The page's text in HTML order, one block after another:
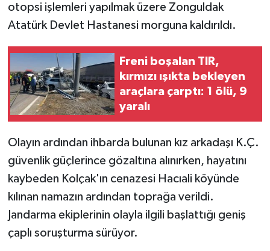
otopsi işlemleri yapılmak üzere Zonguldak
Atatürk Devlet Hastanesi morguna kaldırıldı.
Freni boşalan TIR,
kırmızı ışıkta bekleyen
araçlara çarptı: 1 ölü, 9
yaralı
Olayın ardından ihbarda bulunan kız arkadaşı K.Ç.
güvenlik güçlerince gözaltına alınırken, hayatını
kaybeden Kolçak'ın cenazesi Hacıali köyünde
kılınan namazın ardından toprağa verildi.
Jandarma ekiplerinin olayla ilgili başlattığı geniş
çaplı soruşturma sürüyor.